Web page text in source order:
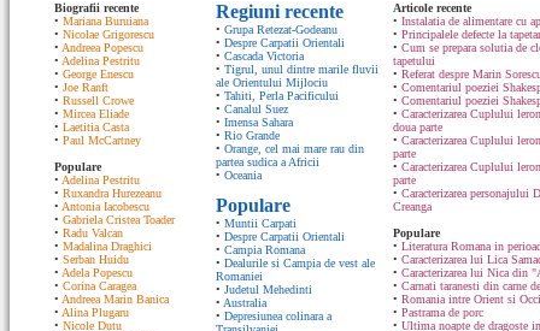
Biografii recente
• Mariana Buruiana
• Nicolae Grigorescu
• Andreea Popescu
• Adelina Pestritu
• George Enescu
• Joe Ranft
• Russell Crowe
• Mircea Eliade
• Laetitia Casta
• Paul McCartney
Populare
• Adelina Pestritu
• Ruxandra Hurezeanu
• Antonia Iacobescu
• Gabriela Cristea Toader
• Radu Valcan
• Madalina Draghici
• Serban Huidu
• Adela Popescu
• Corina Caragea
• Andreea Marin Banica
• Alina Plugaru
• Nicole Dutu
Regiuni recente
• Grupa Retezat-Godeanu
• Despre Carpatii Orientali
• Cascada Victoria
• Tigrul, unul dintre marile fluvii
ale Orientului Mijlociu
• Tahiti, Perla Pacificului
• Canalul Suez
• Imensa Sahara
• Rio Grande
• Orange, cel mai mare rau din
partea sudica a Africii
• Oceania
Populare
• Muntii Carpati
• Despre Carpatii Orientali
• Campia Romana
• Dealurile si Campia de vest ale
Romaniei
• Judetul Mehedinti
• Australia
• Depresiunea colinara a
Articole recente
• Instalatia de alimentare cu
• Principalele defecte la
• Cum se prepara solutia de
tapetului
• Referat despre Marin
• Comentariul poeziei
• Comentariul poeziei
• Caracterizarea Cuplului
doua parte
• Caracterizarea Cuplului
parte
• Caracterizarea Cuplului
parte
• Caracterizarea personajului
Creanga
Populare
• Literatura Romana in
• Caracterizarea lui Lica
• Caracterizarea lui Nica din
• Carnati taranesti din carne
• Romania intre Orient si
• Pastrama de porc
• Ultima noapte de dragoste